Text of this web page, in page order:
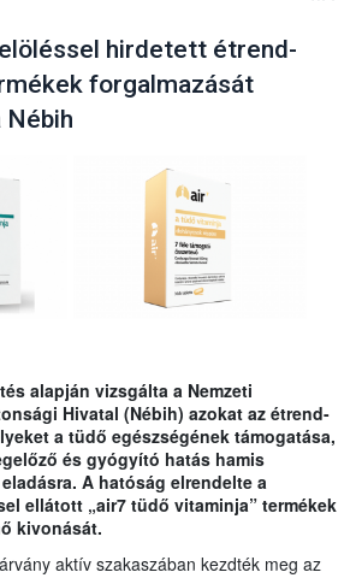
hirdetett étrend-
forgalmazását
alapján vizsgálta a Nemzeti
Hivatal (Nébih) azokat az étrend-
a tüdő egészségének támogatása,
és gyógyító hatás hamis
A hatóság elrendelte a
ellátott „air7 tüdő vitaminja” termékek
kivonását.
aktív szakaszában kezdték meg az